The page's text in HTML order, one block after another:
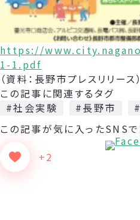
https://
1-1.pdf
（資料：長野市プレスリリース）
この記事に関連するタグ
#社会実験
#長野市
この記事が気に入った
+2
SNSで